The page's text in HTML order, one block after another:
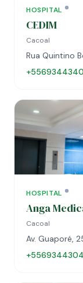
HOSPITAL
CEDIM
Cacoal
Rua Quintino
HOSPITAL
Anga
Cacoal
Av. Guaporé,